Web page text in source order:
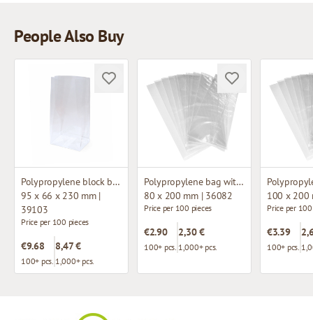
People Also Buy
Polypropylene block bottom bag
95 x 66 x 230 mm |
39103
Price per 100 pieces
€9.68
100+ pcs.
8,47 €
1,000+ pcs.
Polypropylene bag without fold
80 x 200 mm | 36082
Price per 100 pieces
€2.90
100+ pcs.
2,30 €
1,000+ pcs.
100 x 200
Price per
€3.39
100+ pcs.